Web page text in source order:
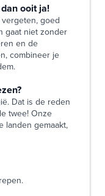
ooit ja!
goed
gaat niet zonder
en de
combineer je
Dat is de reden
twee! Onze
landen gemaakt,